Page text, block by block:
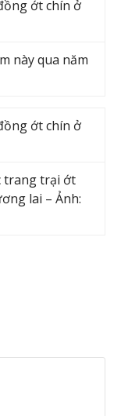
này qua năm
trang trại ớt
lai – Ảnh: